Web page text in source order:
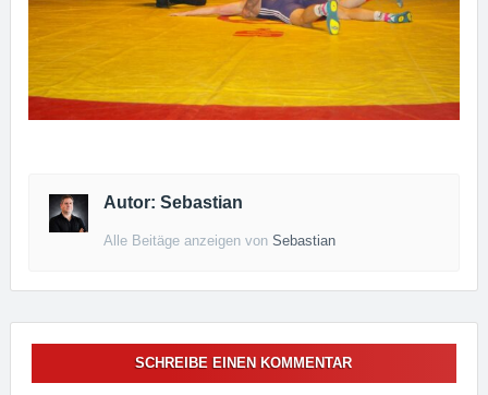
Autor: Sebastian
Alle Beitäge anzeigen vonSebastian
SCHREIBE EINEN KOMMENTAR